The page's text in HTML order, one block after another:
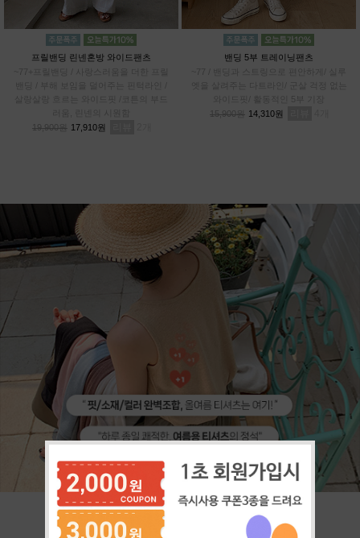
프릴밴딩 린넨혼방 와이드팬츠
~77+프릴밴딩 / 사랑스러움을 더한 프릴
밴딩 / 부해 보임을 덜어주는 핀턱라인 /
러움, 린넨의 시원함
19,900원 17,910원
밴딩 5부 트레이닝팬츠
~77 / 밴딩과 스트링으로 편안하게/ 실루
엣을 살려주는 다트라인/ 군살 걱정 없는
와이드핏/ 활동적인 5부 기장
15,900원 14,310원